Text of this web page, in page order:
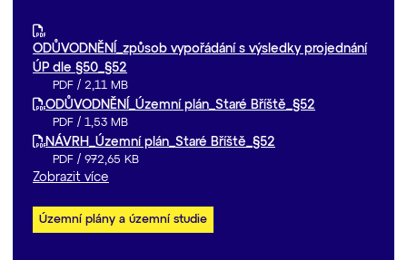
ODŮVODNĚNÍ_způsob vypořádání s výsledky projednání
ÚP dle §50_§52
PDF / 2,11 MB
ODŮVODNĚNÍ_Územní plán_Staré Bříště_§52
PDF / 1,53 MB
NÁVRH_Územní plán_Staré Bříště_§52
PDF / 972,65 KB
Zobrazit více
Územní plány a územní studie